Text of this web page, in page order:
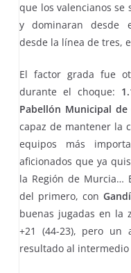
que los valencianos
y dominaran desde
desde la línea de tres,
El factor grada fue
durante el choque:
Pabellón Municipal de
capaz de mantener la
equipos más
aficionados que ya
la Región de Murcia…
del primero, con
buenas jugadas en la
+21 (44-23), pero un
resultado al intermedio